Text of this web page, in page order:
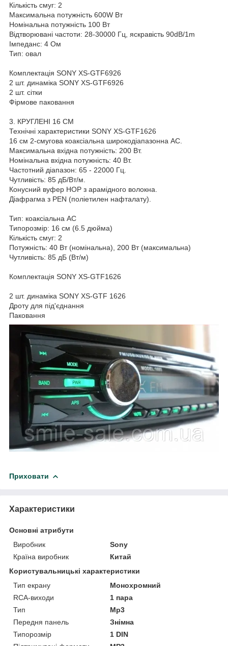
Кількість смуг: 2
Максимальна потужність 600W Вт
Номінальна потужність 100 Вт
Відтворювані частоти: 28-30000 Гц, яскравість 90dB/1m
Імпеданс: 4 Ом
Тип: овал
Комплектація SONY XS-GTF6926
2 шт. динаміка SONY XS-GTF6926
2 шт. сітки
Фірмове паковання
3. КРУГЛЕНІ 16 СМ
Технічні характеристики SONY XS-GTF1626
16 см 2-смугова коаксіальна широкодіапазонна АС.
Максимальна вхідна потужність: 200 Вт.
Номінальна вхідна потужність: 40 Вт.
Частотний діапазон: 65 - 22000 Гц.
Чутливість: 85 дБ/Вт/м.
Конусний вуфер HOP з арамідного волокна.
Діафрагма з PEN (поліетилен нафталату).
Тип: коаксіальна АС
Типорозмір: 16 см (6.5 дюйма)
Кількість смуг: 2
Потужність: 40 Вт (номінальна), 200 Вт (максимальна)
Чутливість: 85 дБ (Вт/м)
Комплектація SONY XS-GTF1626
2 шт. динаміка SONY XS-GTF 1626
Дроту для під'єднання
Паковання
Приховати
Характеристики
Основні атрибути
Виробник
Sony
Країна виробник
Китай
Користувальницькі характеристики
Тип екрану
Монохромний
RCA-виходи
1 пара
Тип
Mp3
Передня панель
Знімна
Типорозмір
1 DIN